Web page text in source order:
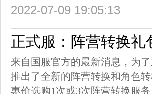
2022-07-09 19:05:13
正式服：阵营转换
来自国服官方的最新消息，为
推出了全新的阵营转换和角色
惠价选购1次或3次阵营转换服